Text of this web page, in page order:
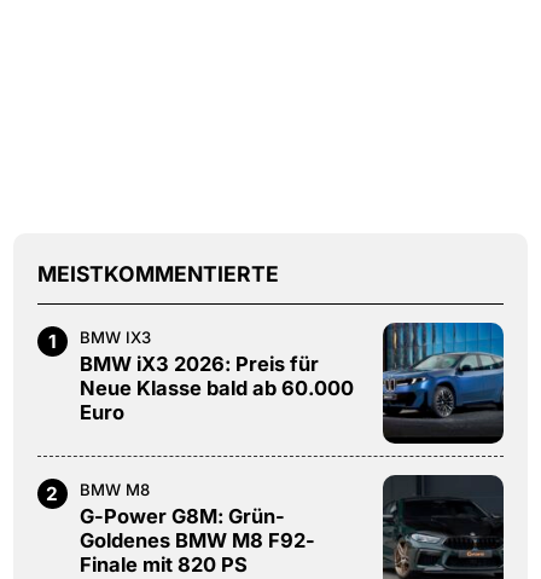
MEISTKOMMENTIERTE
1 BMW IX3
BMW iX3 2026: Preis für
Neue Klasse bald ab 60.000
Euro
2 BMW M8
G-Power G8M: Grün-
Goldenes BMW M8 F92-
Finale mit 820 PS